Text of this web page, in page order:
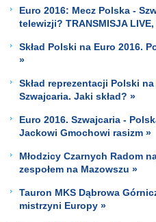
Euro 2016: Mecz Polska -
telewizji? TRANSMISJA
Skład Polski na Euro 2016.
»
Skład reprezentacji Polski
Szwajcaria. Jaki skład? »
Euro 2016. Szwajcaria -
Jackowi Gmochowi rasizm »
Młodzicy Czarnych Radom
zespołem na Mazowszu »
Tauron MKS Dąbrowa
mistrzyni Europy »